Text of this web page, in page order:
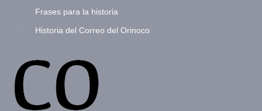
Frases para la historia
Historia del Correo del Orinoco